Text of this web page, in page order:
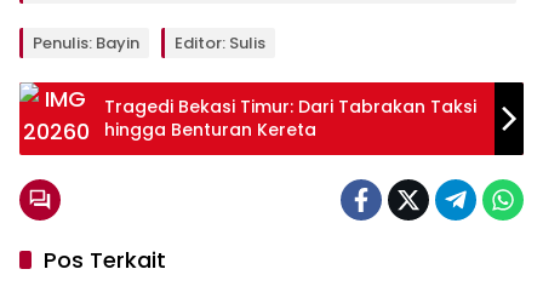
Penulis: Bayin Editor: Sulis
Tragedi Bekasi Timur: Dari Tabrakan Taksi
hingga Benturan Kereta
Pos Terkait